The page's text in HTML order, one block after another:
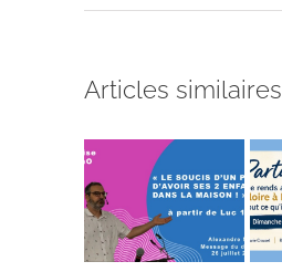
Articles similaires